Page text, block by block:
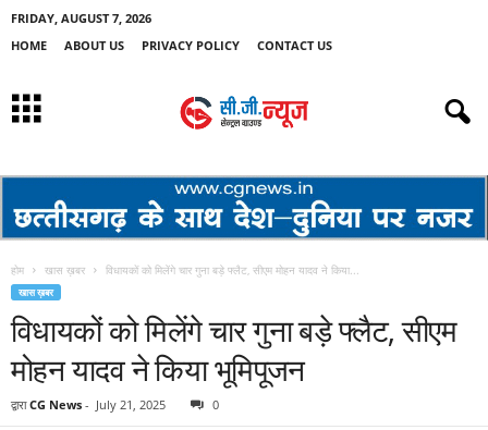
FRIDAY, AUGUST 7, 2026
HOME
ABOUT US PRIVACY POLICY CONTACT US
होम खास ख़बर विधायकों को मिलेंगे चार गुना बड़े फ्लैट, सीएम मोहन यादव ने किया...
खास ख़बर
विधायकों को मिलेंगे चार गुना बड़े फ्लैट, सीएम
मोहन यादव ने किया भूमिपूजन
द्वारा CG News - July 21, 2025 0